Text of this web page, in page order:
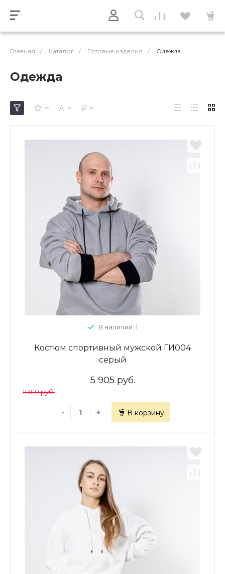
Главная / Каталог / Готовые изделия / Одежда
Одежда
В наличии: 1
Костюм спортивный мужской ГИ004
серый
5 905 руб.
11 810 руб.
- + В корзину